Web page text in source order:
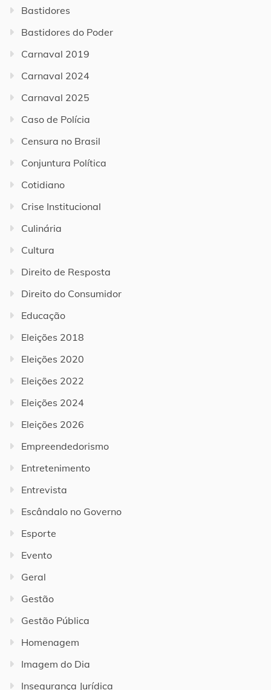
Bastidores
Bastidores do Poder
Carnaval 2019
Carnaval 2024
Carnaval 2025
Caso de Polícia
Censura no Brasil
Conjuntura Política
Cotidiano
Crise Institucional
Culinária
Cultura
Direito de Resposta
Direito do Consumidor
Educação
Eleições 2018
Eleições 2020
Eleições 2022
Eleições 2024
Eleições 2026
Empreendedorismo
Entretenimento
Entrevista
Escândalo no Governo
Esporte
Evento
Geral
Gestão
Gestão Pública
Homenagem
Imagem do Dia
Insegurança Jurídica